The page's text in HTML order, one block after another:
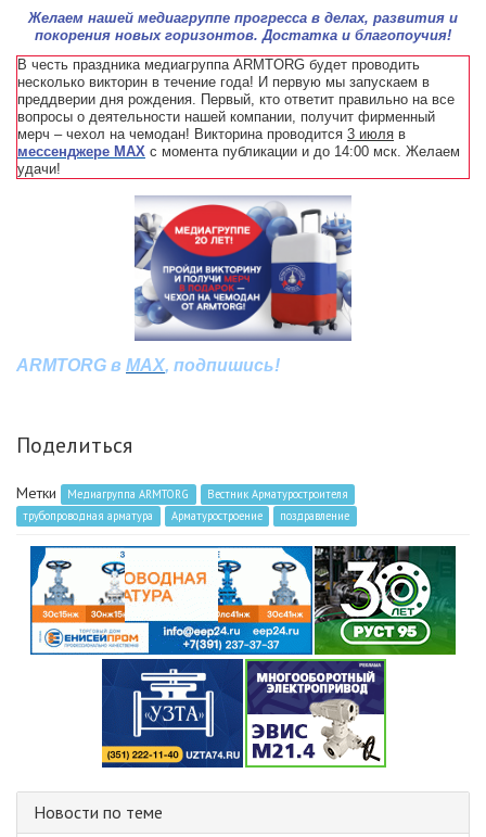
Желаем нашей медиагруппе прогресса в делах, развития и
покорения новых горизонтов. Достатка и благопоучия!
В честь праздника медиагруппа ARMTORG будет проводить
несколько викторин в течение года! И первую мы запускаем в
преддверии дня рождения. Первый, кто ответит правильно на все
вопросы о деятельности нашей компании, получит фирменный
мерч – чехол на чемодан! Викторина проводится 3 июля в
мессенджере MAX с момента публикации и до 14:00 мск. Желаем
удачи!
ARMTORG в MAX, подпишись!
Поделиться
Метки Медиагруппа ARMTORG
Вестник Арматуростроителя
трубопроводная арматура
Арматуростроение поздравление
Новости по теме